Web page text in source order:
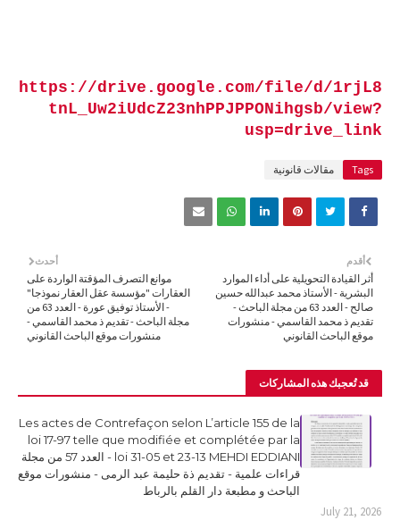
https://drive.google.com/file/d/1rjL8
tnL_Uw2iUdcZ23nhPPJPPONihgsb/view?
usp=drive_link
Tags مقالات قانونية
أحدث
موانع التصرف المؤقتة الواردة على
العقارات "مؤسسة عقل العقار نموذجا"
- الأستاذ توفيق عورة - العدد 63 من
مجلة الباحث - تقديم ذ محمد القاسمي -
منشورات موقع الباحث القانوني
أقدم
أثر القيادة التحويلية على أداء الموارد
البشرية - الأستاذ محمد عبدالله حسين
صالح - العدد 63 من مجلة الباحث -
تقديم ذ محمد القاسمي - منشورات
موقع الباحث القانوني
قد تُعجبك هذه المشاركات
Les actes de Contrefaçon selon L’article 155 de la
loi 17-97 telle que modifiée et complétée par la
loi 31-05 et 23-13 MEHDI EDDIANI - العدد 57 من مجلة
قراءات علمية - تقديم ذة حليمة عبد الرمى - منشورات موقع
الباحث و مطبعة دار القلم بالرباط
July 21, 2026